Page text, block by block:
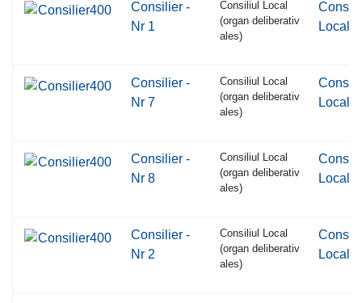
Consilier -
Nr 1
Consiliul Local
(organ deliberativ
ales)
Local
Consilier -
Nr 7
Consiliul Local
(organ deliberativ
ales)
Local
Consilier -
Nr 8
Consiliul Local
(organ deliberativ
ales)
Local
Consilier -
Nr 2
Consiliul Local
(organ deliberativ
ales)
Local